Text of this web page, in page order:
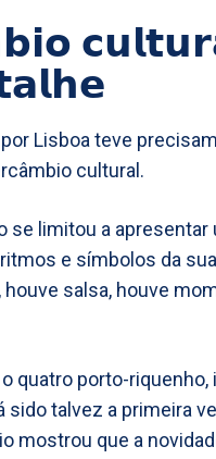
Lisboa teve
cultural.
se limitou a
e símbolos da
salsa, houve
o quatro porto-
talvez a primeira
mostrou que a